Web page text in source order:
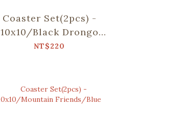
Coaster Set(2pcs) -
10x10/Black Drongo
Circles/Duck Green
NT$220